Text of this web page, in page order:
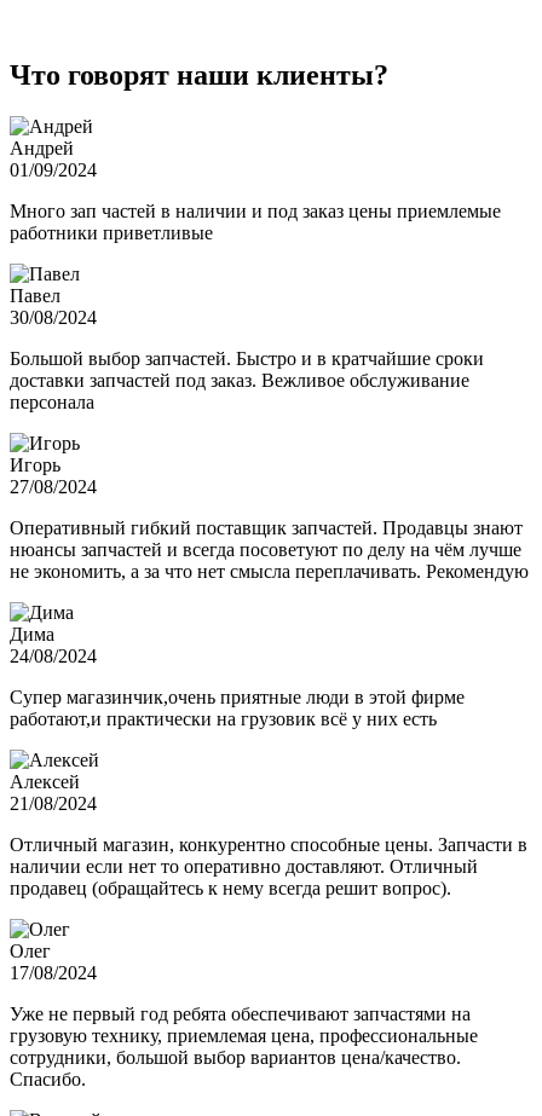
Что говорят наши клиенты?
Андрей
01/09/2024
Много зап частей в наличии и под заказ цены приемлемые
работники приветливые
Павел
30/08/2024
Большой выбор запчастей. Быстро и в кратчайшие сроки
доставки запчастей под заказ. Вежливое обслуживание
персонала
Игорь
27/08/2024
Оперативный гибкий поставщик запчастей. Продавцы знают
нюансы запчастей и всегда посоветуют по делу на чём лучше
не экономить, а за что нет смысла переплачивать. Рекомендую
Дима
24/08/2024
Супер магазинчик,очень приятные люди в этой фирме
работают,и практически на грузовик всё у них есть
Алексей
21/08/2024
Отличный магазин, конкурентно способные цены. Запчасти в
наличии если нет то оперативно доставляют. Отличный
продавец (обращайтесь к нему всегда решит вопрос).
Олег
17/08/2024
Уже не первый год ребята обеспечивают запчастями на
грузовую технику, приемлемая цена, профессиональные
сотрудники, большой выбор вариантов цена/качество.
Спасибо.